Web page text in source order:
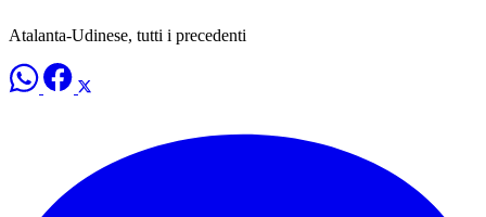
Atalanta-Udinese, tutti i precedenti